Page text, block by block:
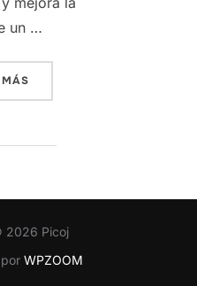
un …
MÁS
2026 Picoj
por WPZOOM